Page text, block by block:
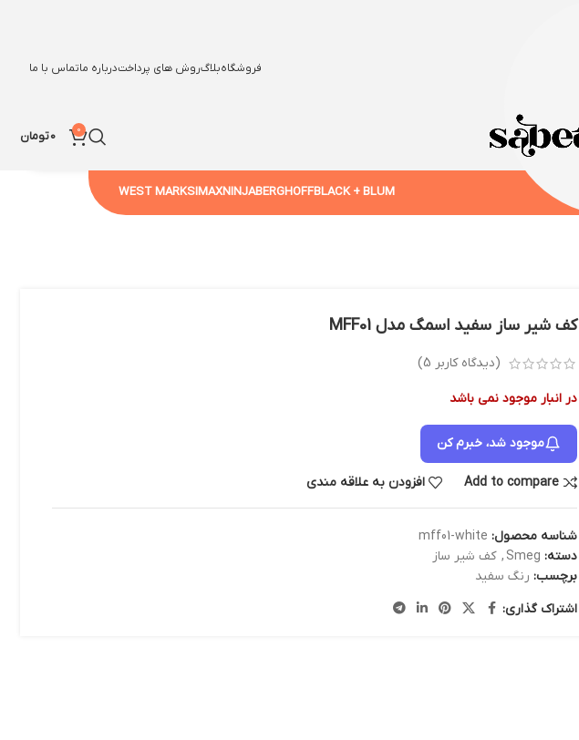
فروشگاهبلاگروش های پرداختدرباره ماتماس با ما
0
0تومان
BLACK + BLUM
BERGHOFF
NINJA
SIMAX
WEST MARK
کف شیر ساز سفید اسمگ مدل MFF01
(دیدگاه کاربر 5
)
در انبار موجود نمی باشد
موجود شد، خبرم کن
Add to compare افزودن به علاقه مندی
شناسه محصول: mff01-white
دسته: Smeg
, کف شیر ساز
برچسب: رنگ سفید
اشتراک گذاری: